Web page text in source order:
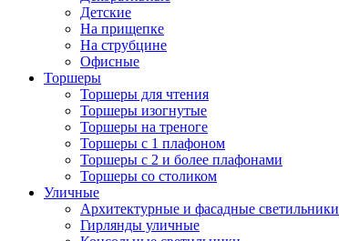
Детские
На прищепке
На струбцине
Офисные
Торшеры
Торшеры для чтения
Торшеры изогнутые
Торшеры на треноге
Торшеры с 1 плафоном
Торшеры с 2 и более плафонами
Торшеры со столиком
Уличные
Архитектурные и фасадные светильники
Гирлянды уличные